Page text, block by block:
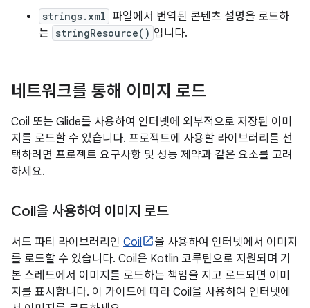
strings.xml 파일에서 번역된 콘텐츠 설명을 로드하
는 stringResource() 입니다.
네트워크를 통해 이미지 로드
Coil 또는 Glide를 사용하여 인터넷에 외부적으로 저장된 이미
지를 로드할 수 있습니다. 프로젝트에 사용할 라이브러리를 선
택하려면 프로젝트 요구사항 및 성능 제약과 같은 요소를 고려
하세요.
Coil을 사용하여 이미지 로드
서드 파티 라이브러리인 Coil
을 사용하여 인터넷에서 이미지
를 로드할 수 있습니다. Coil은 Kotlin 코루틴으로 지원되며 기
본 스레드에서 이미지를 로드하는 책임을 지고 로드되면 이미
지를 표시합니다. 이 가이드에 따라 Coil을 사용하여 인터넷에